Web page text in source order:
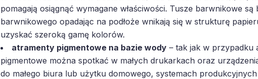
pomagają osiągnąć wymagane właściwości. Tusze barwnikowe
barwnikowego opadając na podłoże wnikają się w strukturę
uzyskać szeroką gamę kolorów.
atramenty pigmentowe na bazie wody– tak jak w przypadku
pigmentowe można spotkać w małych drukarkach oraz
do małego biura lub użytku domowego, systemach